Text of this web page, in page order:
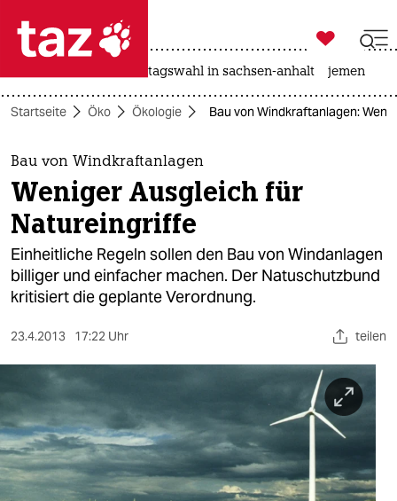
 taz zahl ich
taz zahl ich
themen
politik
öko
gesellschaft
sport
berlin
nord
wahrheit

taz zahl ich
landtagswahl in sachsen-anhalt jemen
Startseite Öko Ökologie Bau von Windkraftanlagen:
Bau von Windkraftanlagen
Weniger Ausgleich für
Natureingriffe
Einheitliche Regeln sollen den Bau von Windanlagen
billiger und einfacher machen. Der Natuschutzbund
kritisiert die geplante Verordnung.
23.4.2013 17:22 Uhr teilen